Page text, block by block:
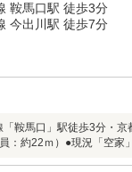
鞍馬口駅 徒歩3分
今出川駅 徒歩7分
鞍馬口」駅徒歩3分・京
：約22ｍ）●現況「空